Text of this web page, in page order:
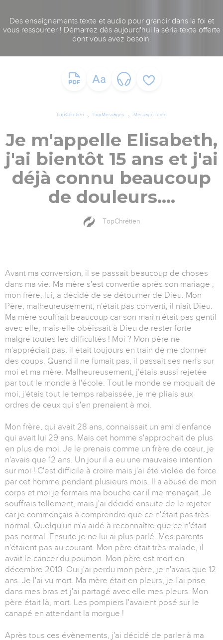
Des enseignements texte et audio pour grandir dans la foi et
vous ressourcer ! Démarrez dès aujourd'hui la série texte offerte
dont vous avez besoin.
TopChrétien TopMessages Message texte
Je m'appelle Elisabeth,
j'ai bientôt 15 ans et j'ai
déjà connu beaucoup
de douleurs....
TopChrétien
Avant ma conversion, il se passait beaucoup de choses
dans ma vie. Ma mère s'est convertie après son mariage ;
mon frère, lui, a décidé de se détourner de Dieu. Mon
Père, malheureusement, n'était pas converti, il niait Dieu.
Ma mère souffrait beaucoup car son mari n'était pas gentil
avec elle, mais elle obéissait à Dieu de rester forte
malgré toutes les difficultés ! Moi ? Mon père ne
m'appréciait pas, il était toujours en train de me donner
des coups. Quand il ne fumait pas, il passait ses nerfs sur
moi et ma mère. Malheureusement, j'étais aussi rejetée
par tout le monde à l'école. Tout le monde se moquait de
moi, j'étais tout le temps rabaissée, je me pliais aux
ordres de ceux qui s'en prenaient à moi.
Mon frère, qui avait 28 ans, connaissait un ami d'enfance
qui avait lui 29 ans. Mais cet homme s'approchait de plus
en plus de moi. Je le prenais comme un frère de cœur, je
n'avais que 12 ans. Un jour il a eu une mauvaise intention
sur moi ! C'est difficile à croire mais j'ai été violée de force
par cet homme pendant plusieurs mois. Il a abusé de mon
corps et moi je fermais ma bouche car il me menaçait. Je
souffrais tellement, mais j'ai décidé ensuite de le rejeter
car je commençais à comprendre que ce n'était pas très
normal. Quelqu'un m'a aidé à reconnaître que ce n'était
pas normal. Ensuite je ne lui ai plus parlé. Mes parents
n'étaient pas au courant. Mon père était très malade, il
avait le cancer du poumon. Mon père est mort en
décembre 2010. Oui j'ai perdu mon père, je n'avais que 12
ans. Je l'ai vu mort. Ma mère était en pleurs, je l'ai prise
dans mes bras et j'ai partagé avec elle mes pleurs. Mon
père était là, mort. Les pompiers l'avaient posé sur le
canapé en attendant la morgue !
Après tous ces évènements, j'ai décidé de parler à ma